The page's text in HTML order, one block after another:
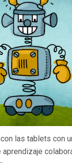
las tablets con